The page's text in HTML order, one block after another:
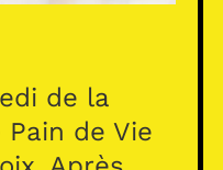
de la
de Vie